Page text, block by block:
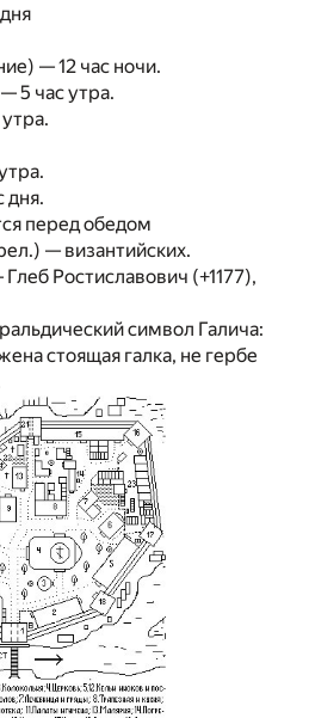
— 12 час ночи.
5 час утра.
дня.
перед обедом
— византийских.
Ростиславович (+1177),
символ Галича:
стоящая галка, не гербе